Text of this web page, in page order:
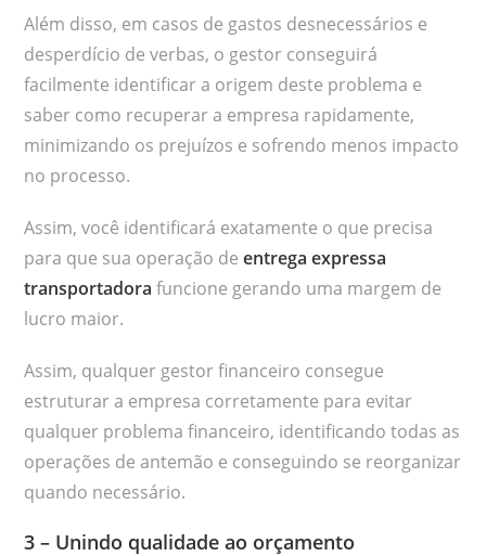
Além disso, em casos de gastos desnecessários e
desperdício de verbas, o gestor conseguirá
facilmente identificar a origem deste problema e
saber como recuperar a empresa rapidamente,
minimizando os prejuízos e sofrendo menos impacto
no processo.
Assim, você identificará exatamente o que precisa
para que sua operação deentrega expressa
transportadora funcione gerando uma margem de
lucro maior.
Assim, qualquer gestor financeiro consegue
estruturar a empresa corretamente para evitar
qualquer problema financeiro, identificando todas as
operações de antemão e conseguindo se reorganizar
quando necessário.
3 – Unindo qualidade ao orçamento